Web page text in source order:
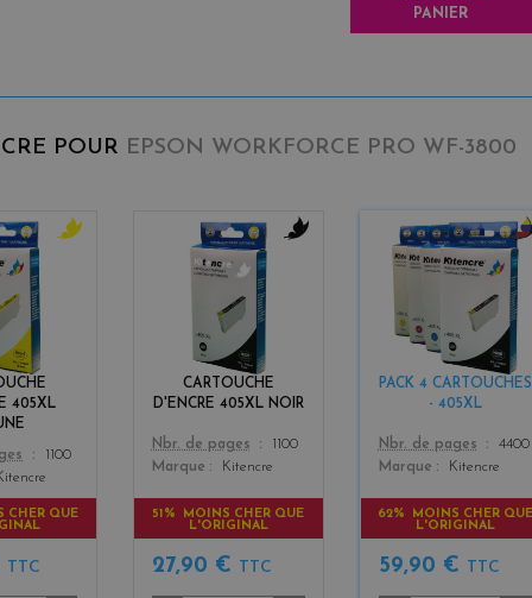
PANIER
POUR EPSON WORKFORCE PRO WF-3800
405XL
1100
CHER QUE
TTC
CARTOUCHE
D'ENCRE 405XL NOIR
Color
Nbr. de pages
1100
Marque
Kitencre
51% MOINS CHER QUE
L'ORIGINAL
27,90 € TTC
PACK 4 CARTOUCHES
- 405XL
Color
b
l
a
c
+
3
Nbr. de pages
4400
Marque
Kitencre
62% MOINS CHER QUE
L'ORIGINAL
59,90 € TTC